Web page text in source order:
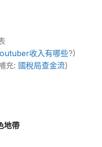
收入有哪些?)
充: 國稅局查金流)
地帶